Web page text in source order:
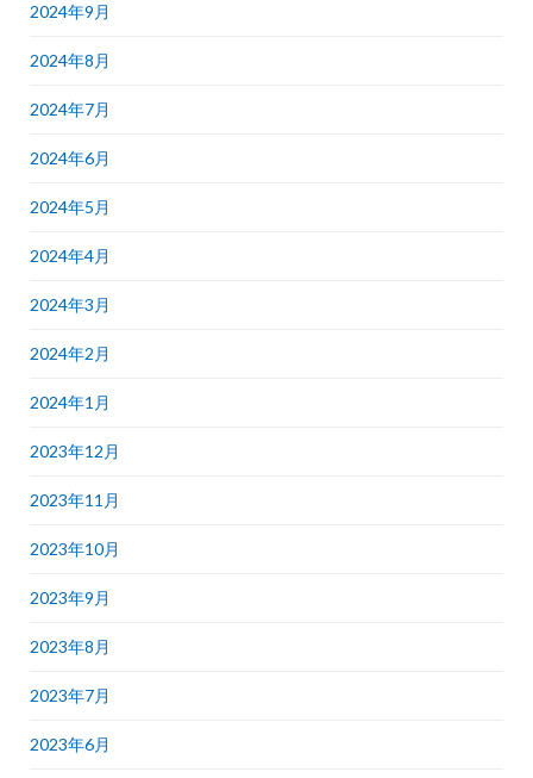
2024年9月
2024年8月
2024年7月
2024年6月
2024年5月
2024年4月
2024年3月
2024年2月
2024年1月
2023年12月
2023年11月
2023年10月
2023年9月
2023年8月
2023年7月
2023年6月